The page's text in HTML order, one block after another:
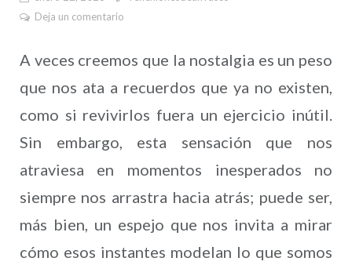
Deja un comentario
A veces creemos que la nostalgia es un peso
que nos ata a recuerdos que ya no existen,
como si revivirlos fuera un ejercicio inútil.
Sin embargo, esta sensación que nos
atraviesa en momentos inesperados no
siempre nos arrastra hacia atrás; puede ser,
más bien, un espejo que nos invita a mirar
cómo esos instantes modelan lo que somos